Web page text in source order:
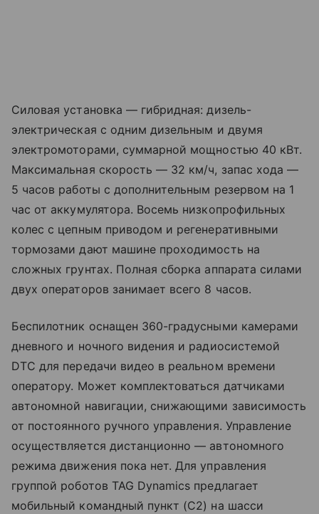
Силовая установка — гибридная: дизель-
электрическая с одним дизельным и двумя
электромоторами, суммарной мощностью 40 кВт.
Максимальная скорость — 32 км/ч, запас хода —
5 часов работы с дополнительным резервом на 1
час от аккумулятора. Восемь низкопрофильных
колес с цепным приводом и регенеративными
тормозами дают машине проходимость на
сложных грунтах. Полная сборка аппарата силами
двух операторов занимает всего 8 часов.
Беспилотник оснащен 360-градусными камерами
дневного и ночного видения и радиосистемой
DTC для передачи видео в реальном времени
оператору. Может комплектоваться датчиками
автономной навигации, снижающими зависимость
от постоянного ручного управления. Управление
осуществляется дистанционно — автономного
режима движения пока нет. Для управления
группой роботов TAG Dynamics предлагает
мобильный командный пункт (C2) на шасси